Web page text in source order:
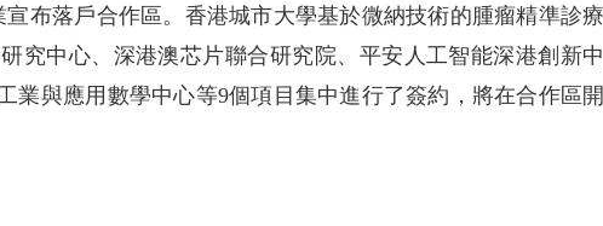
布落戶合作區。香港城市大學基於微納技術的腫瘤精準診療
究中心、深港澳芯片聯合研究院、平安人工智能深港創新中
業與應用數學中心等9個項目集中進行了簽約，將在合作區開